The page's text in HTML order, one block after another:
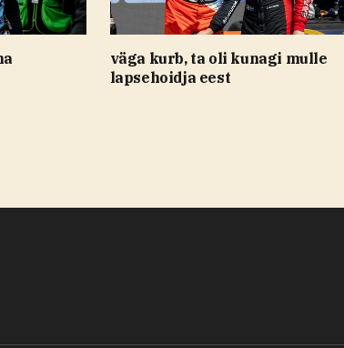
väga kurb, ta oli kunagi mulle
lapsehoidja eest